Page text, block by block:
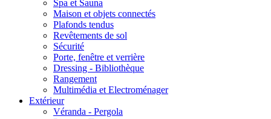
Spa et Sauna
Maison et objets connectés
Plafonds tendus
Revêtements de sol
Sécurité
Porte, fenêtre et verrière
Dressing - Bibliothèque
Rangement
Multimédia et Electroménager
Extérieur
Véranda - Pergola